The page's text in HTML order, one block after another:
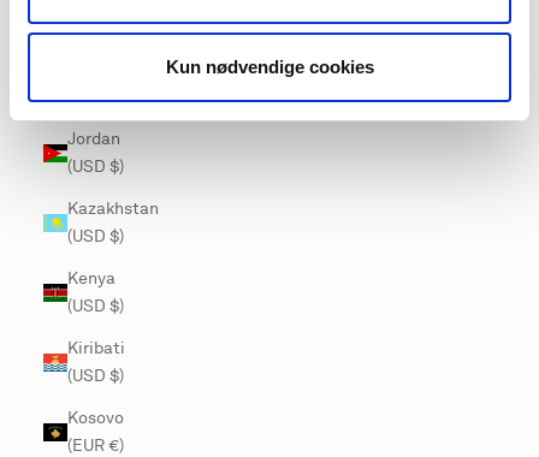
Kun nødvendige cookies
(USD $)
(EUR €)
Jordan
(USD $)
Kazakhstan
(USD $)
Kenya
(USD $)
Kiribati
(USD $)
Kosovo
(EUR €)